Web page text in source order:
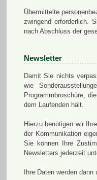
Übermittelte
zwingend erforderlich.
nach Abschluss der
Newsletter
Damit Sie nichts
wie
Programmbroschüre,
dem Laufenden hält.
Hierzu benötigen wir
der Kommunikation
Sie können Ihre
Newsletters jederzeit
Ihre Daten werden